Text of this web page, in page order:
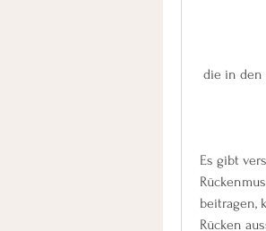
die in den
Es gibt
beitragen,
Rücken